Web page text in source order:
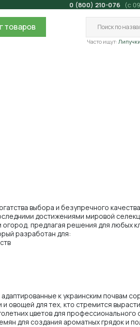
0 (800) 210-076 (с
товаров
Часто ищут:
выбора и безупречного
достижениями мировой
предлагая решения для любых
разработан для:
к украинским почвам
овощей для тех, кто стремится
цветов для
для создания ароматных грядок и